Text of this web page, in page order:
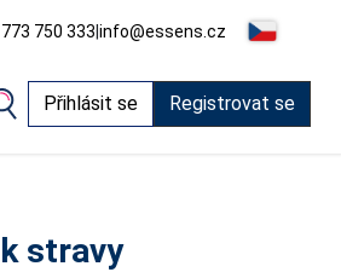
750 333|info@essens.cz
Přihlásit se Registrovat se
stravy